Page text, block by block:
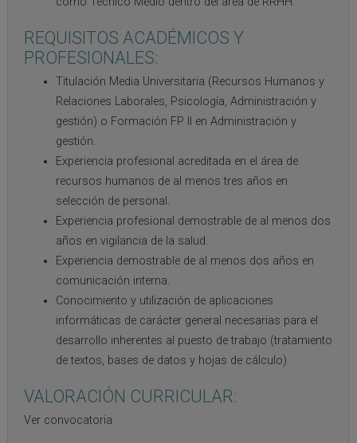
REQUISITOS ACADÉMICOS Y
PROFESIONALES:
Titulación Media Universitaria (Recursos Humanos y
Relaciones Laborales, Psicología, Administración y
gestión) o Formación FP II en Administración y
gestión.
Experiencia profesional acreditada en el área de
recursos humanos de al menos tres años en
selección de personal.
Experiencia profesional demostrable de al menos dos
años en vigilancia de la salud.
Experiencia demostrable de al menos dos años en
comunicación interna.
Conocimiento y utilización de aplicaciones
informáticas de carácter general necesarias para el
desarrollo inherentes al puesto de trabajo (tratamiento
de textos, bases de datos y hojas de cálculo).
VALORACIÓN CURRICULAR:
Ver convocatoria